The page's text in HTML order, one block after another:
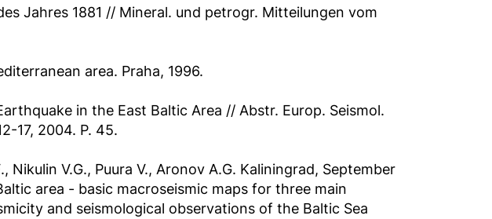
Jahres 1881 // Mineral. und petrogr. Mitteilungen vom
area. Praha, 1996.
in the East Baltic Area // Abstr. Europ. Seismol.
17, 2004. P. 45.
Nikulin V.G., Puura V., Aronov A.G. Kaliningrad, September
area - basic macroseismic maps for three main
and seismological observations of the Baltic Sea